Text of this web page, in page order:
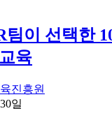
팀이 선택한
육
진흥원
일